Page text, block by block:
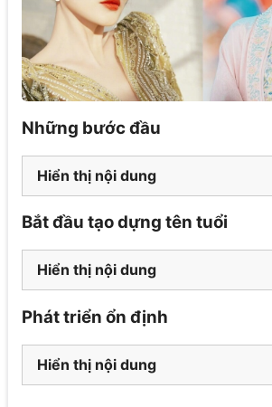
Những bước đầu
Hiển thị nội dung
Bắt đầu tạo dựng tên tuổi
Hiển thị nội dung
Phát triển ổn định
Hiển thị nội dung